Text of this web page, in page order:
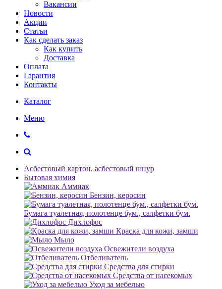
Вакансии
Новости
Акции
Статьи
Как сделать заказ
Как купить
Доставка
Оплата
Гарантия
Контакты
Каталог
Меню
Асбестовый картон, асбестовый шнур
Бытовая химия
Аммиак
Бензин, керосин
Бумага туалетная, полотенце бум., салфетки бум.
Дихлофос
Краска для кожи, замши
Мыло
Освежители воздуха
Отбеливатель
Средства для стирки
Средства от насекомых
Уход за мебелью